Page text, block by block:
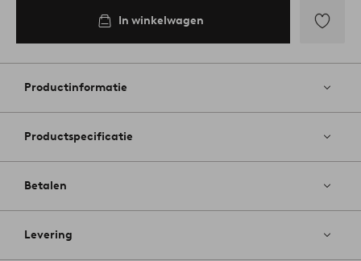
In winkelwagen
aan
Productinformatie
Productspecificatie
Betalen
Levering